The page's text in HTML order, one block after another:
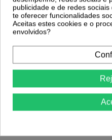
TENDENCE
9,55 €
publicidade e de redes
te oferecer funcionalidades
Aceitas estes cookies e o
envolvidos?